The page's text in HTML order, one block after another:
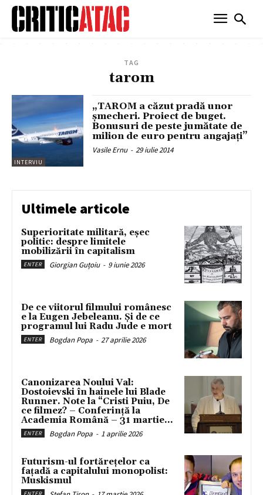
TAG
tarom
INTERVIU
„TAROM a căzut pradă unor
şmecheri. Proiect de buget.
Bonusuri de peste jumătate de
milion de euro pentru angajați”
Vasile Ernu - 29 iulie 2014
Ultimele articole
Superioritate militară, eșec
politic: despre limitele
mobilizării în capitalism
ENTER Giorgian Guțoiu - 9 iunie 2026
De ce viitorul filmului românesc
e la Eugen Jebeleanu. Și de ce
programul lui Radu Jude e mort
ENTER Bogdan Popa - 27 aprilie 2026
Canonizarea Noului Val:
Dostoievski în hainele lui Blade
Runner. Note la “Cristi Puiu, De
ce filmez? – Conferință la
Academia Română – 31 martie...
ENTER Bogdan Popa - 1 aprilie 2026
Futurism-ul fortărețelor ca
fațadă a capitalului monopolist:
Muskismul
ENTER